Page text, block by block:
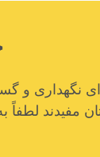
نگهداری
مفیدند